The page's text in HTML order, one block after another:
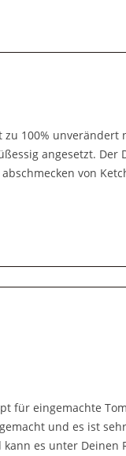
100% unverändert
angesetzt. Der
von
für eingemachte
und es ist
es unter Deinen